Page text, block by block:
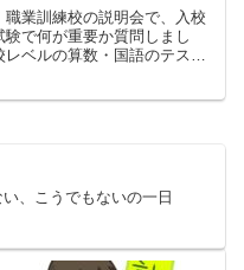
職業訓練校の説明会で、入校
験で何が重要か質問しまし
レベルの算数・国語のテスト
、こうでもないの一日